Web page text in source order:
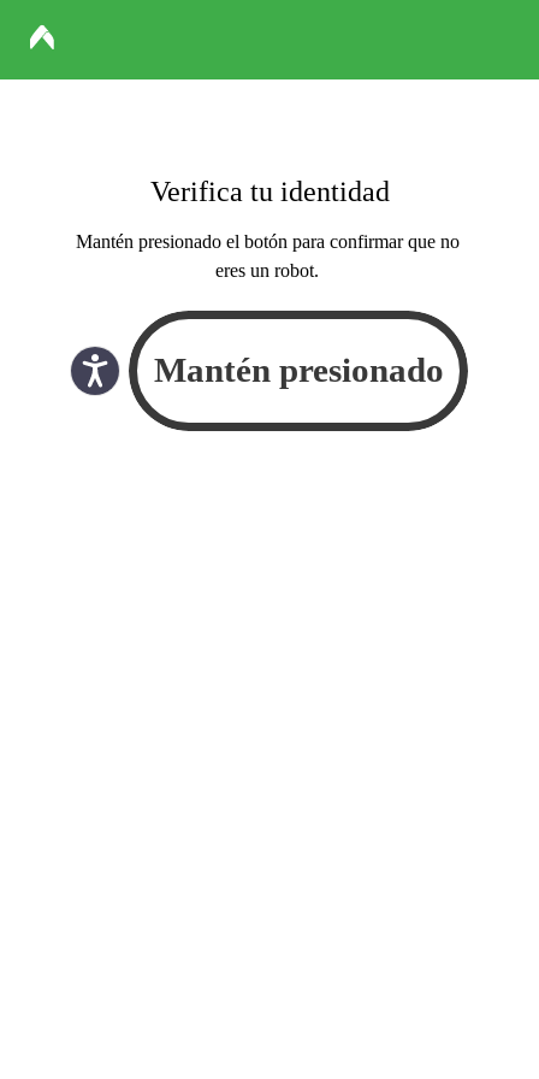
Verifica tu identidad
Mantén presionado el botón para confirmar que no
eres un robot.